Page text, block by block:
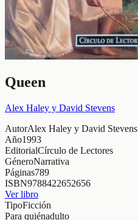
Queen
Alex Haley y David Stevens
AutorAlex Haley y David Stevens
Año1993
EditorialCírculo de Lectores
GéneroNarrativa
Páginas789
ISBN9788422652656
Ver libro
TipoFicción
Para quiénadulto